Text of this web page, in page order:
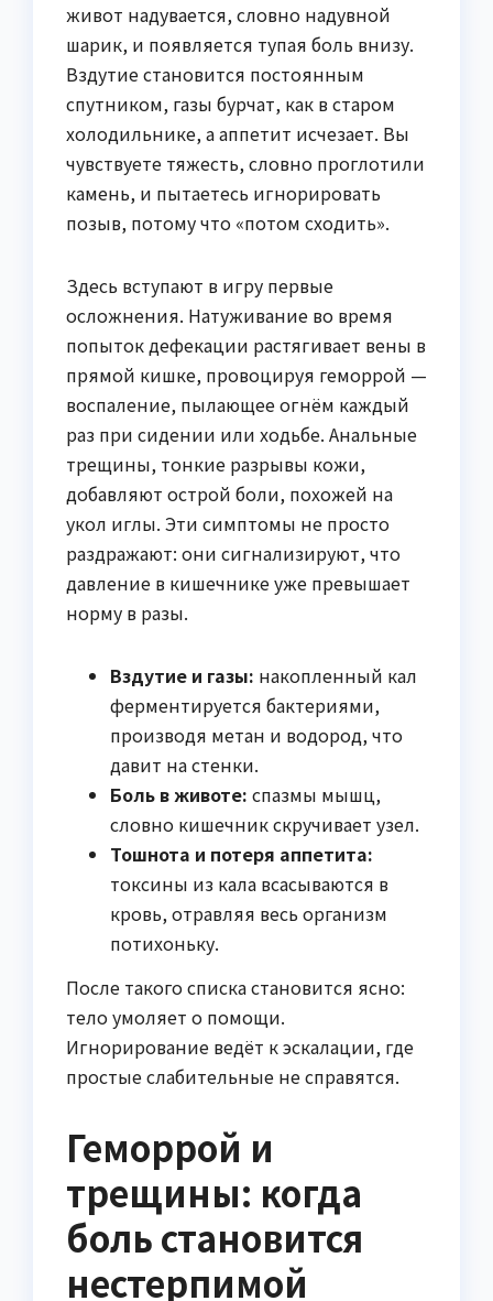
живот надувается, словно надувной
шарик, и появляется тупая боль внизу.
Вздутие становится постоянным
спутником, газы бурчат, как в старом
холодильнике, а аппетит исчезает. Вы
чувствуете тяжесть, словно проглотили
камень, и пытаетесь игнорировать
позыв, потому что «потом сходить».
Здесь вступают в игру первые
осложнения. Натуживание во время
попыток дефекации растягивает вены в
прямой кишке, провоцируя геморрой —
воспаление, пылающее огнём каждый
раз при сидении или ходьбе. Анальные
трещины, тонкие разрывы кожи,
добавляют острой боли, похожей на
укол иглы. Эти симптомы не просто
раздражают: они сигнализируют, что
давление в кишечнике уже превышает
норму в разы.
Вздутие и газы: накопленный кал
ферментируется бактериями,
производя метан и водород, что
давит на стенки.
Боль в животе: спазмы мышц,
словно кишечник скручивает узел.
Тошнота и потеря аппетита:
токсины из кала всасываются в
кровь, отравляя весь организм
потихоньку.
После такого списка становится ясно:
тело умоляет о помощи.
Игнорирование ведёт к эскалации, где
простые слабительные не справятся.
Геморрой и
трещины: когда
боль становится
нестерпимой